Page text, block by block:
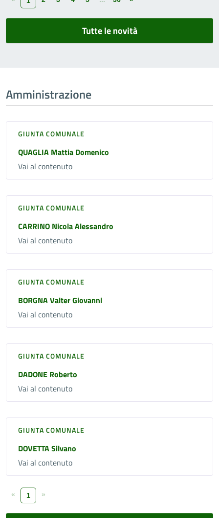
Tutte le novità
Amministrazione
GIUNTA COMUNALE
QUAGLIA Mattia Domenico
Vai al contenuto
GIUNTA COMUNALE
CARRINO Nicola Alessandro
Vai al contenuto
GIUNTA COMUNALE
BORGNA Valter Giovanni
Vai al contenuto
GIUNTA COMUNALE
DADONE Roberto
Vai al contenuto
GIUNTA COMUNALE
DOVETTA Silvano
Vai al contenuto
« 1 »